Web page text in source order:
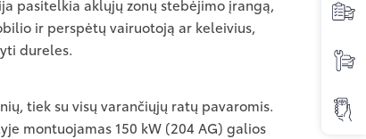
pasitelkia aklųjų zonų stebėjimo įrangą,
ir perspėtų vairuotoją ar keleivius,
dureles.
tiek su visų varančiųjų ratų pavaromis.
montuojamas 150 kW (204 AG) galios